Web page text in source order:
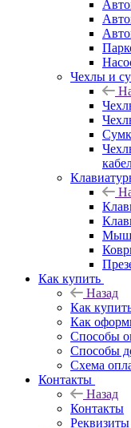
Чехлы и
Как купить
Назад
Как
Как
Способы
Способы
Схема
Контакты
Назад
Контакты
Реквизиты